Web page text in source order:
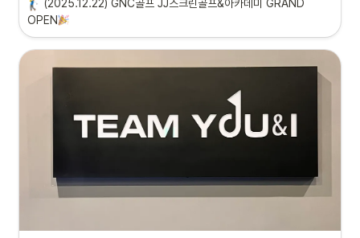
(2025.12.22) GNC골프 JJ스크린골프&아카데미 GRAND
OPEN